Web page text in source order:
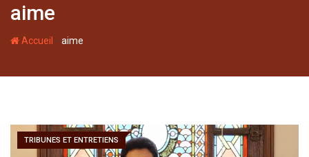
aime
Accueil -aime
TRIBUNES ET ENTRETIENS